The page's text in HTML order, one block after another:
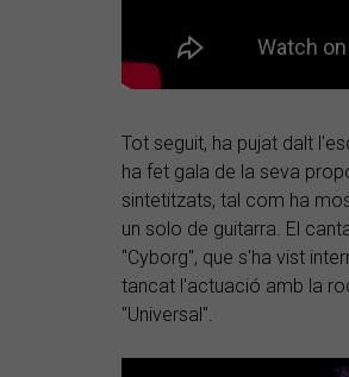
Tot seguit, ha pujat dalt
ha fet gala de la seva
sintetitzats, tal com ha
un solo de guitarra. El
"Cyborg", que s'ha vist
tancat l'actuació amb la
"Universal".